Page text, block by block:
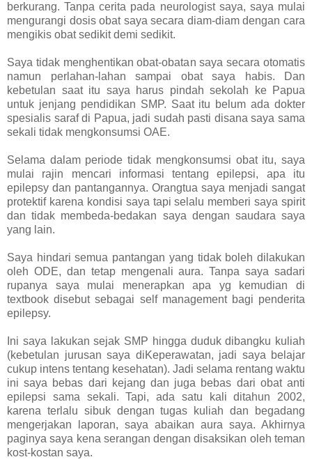
berkurang. Tanpa cerita pada neurologist saya, saya mulai
mengurangi dosis obat saya secara diam-diam dengan cara
mengikis obat sedikit demi sedikit.
Saya tidak menghentikan obat-obatan saya secara otomatis
namun perlahan-lahan sampai obat saya habis. Dan
kebetulan saat itu saya harus pindah sekolah ke Papua
untuk jenjang pendidikan SMP. Saat itu belum ada dokter
spesialis saraf di Papua, jadi sudah pasti disana saya sama
sekali tidak mengkonsumsi OAE.
Selama dalam periode tidak mengkonsumsi obat itu, saya
mulai rajin mencari informasi tentang epilepsi, apa itu
epilepsy dan pantangannya. Orangtua saya menjadi sangat
protektif karena kondisi saya tapi selalu memberi saya spirit
dan tidak membeda-bedakan saya dengan saudara saya
yang lain.
Saya hindari semua pantangan yang tidak boleh dilakukan
oleh ODE, dan tetap mengenali aura. Tanpa saya sadari
rupanya saya mulai menerapkan apa yg kemudian di
textbook disebut sebagai self management bagi penderita
epilepsy.
Ini saya lakukan sejak SMP hingga duduk dibangku kuliah
(kebetulan jurusan saya diKeperawatan, jadi saya belajar
cukup intens tentang kesehatan). Jadi selama rentang waktu
ini saya bebas dari kejang dan juga bebas dari obat anti
epilepsi sama sekali. Tapi, ada satu kali ditahun 2002,
karena terlalu sibuk dengan tugas kuliah dan begadang
mengerjakan laporan, saya abaikan aura saya. Akhirnya
paginya saya kena serangan dengan disaksikan oleh teman
kost-kostan saya.